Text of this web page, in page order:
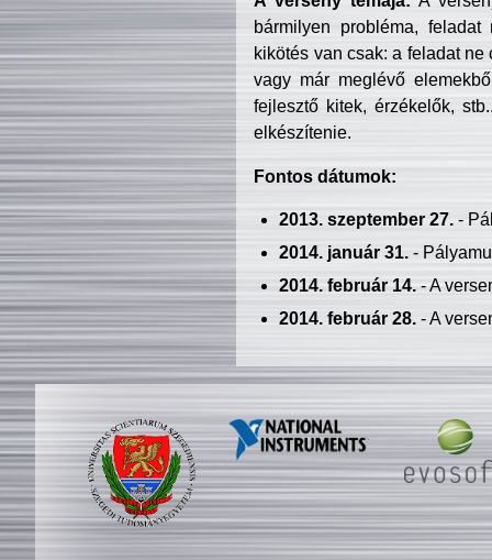
bármilyen probléma, feladat
kikötés van csak: a feladat
vagy már meglévő
fejlesztő kitek, érzékelők,
elkészítenie.
Fontos dátumok:
2013. szeptember 27.-
2014. január 31.-
2014. február 14.- A
2014. február 28.- A